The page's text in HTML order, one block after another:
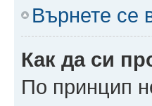
Върнете се
Как да си
По принцип